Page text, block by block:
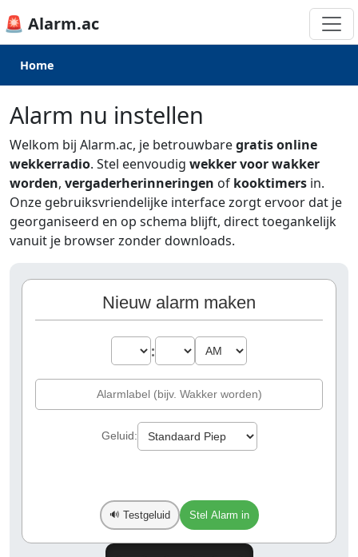
🚨 Alarm.ac
Home
Alarm nu instellen
Welkom bij Alarm.ac, je betrouwbaregratis online
wekkerradio. Stel eenvoudig wekker voor wakker
worden, vergaderherinneringen of kooktimers in.
Onze gebruiksvriendelijke interface zorgt ervoor dat je
georganiseerd en op schema blijft, direct toegankelijk
vanuit je browser zonder downloads.
Nieuw alarm maken
:
Geluid:
🔊 Testgeluid Stel Alarm in